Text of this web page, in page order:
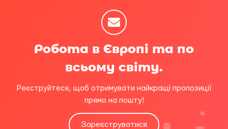
Робота в Європі та по
всьому світу.
Реєструйтеся, щоб отримувати найкращі пропозиції
прямо на пошту!
Зареєструватися